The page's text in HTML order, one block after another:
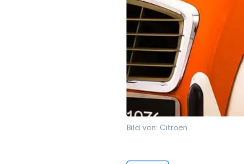
Bild von: Citroën